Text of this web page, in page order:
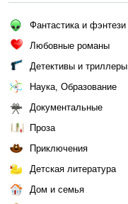
Фантастика и фэнтези
Любовные романы
Детективы и триллеры
Наука, Образование
Документальные
Проза
Приключения
Детская литература
Дом и семья